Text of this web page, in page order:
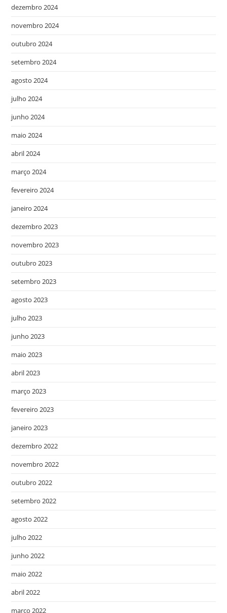
dezembro 2024
novembro 2024
outubro 2024
setembro 2024
agosto 2024
julho 2024
junho 2024
maio 2024
abril 2024
março 2024
fevereiro 2024
janeiro 2024
dezembro 2023
novembro 2023
outubro 2023
setembro 2023
agosto 2023
julho 2023
junho 2023
maio 2023
abril 2023
março 2023
fevereiro 2023
janeiro 2023
dezembro 2022
novembro 2022
outubro 2022
setembro 2022
agosto 2022
julho 2022
junho 2022
maio 2022
abril 2022
março 2022